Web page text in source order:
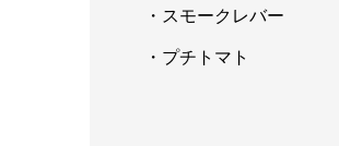
・スモークレバー
・プチトマト